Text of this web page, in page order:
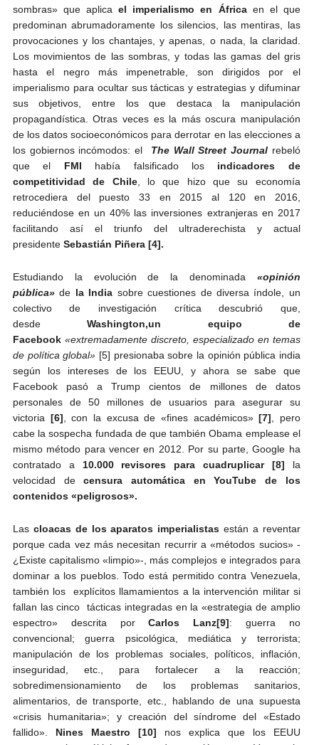
sombras» que aplicael imperialismo en Áfricaen el que
predominan abrumadoramente los silencios, las mentiras, las
provocaciones y los chantajes, y apenas, o nada, la claridad.
Los movimientos de las sombras, y todas las gamas del gris
hasta el negro más impenetrable, son dirigidos por el
imperialismo para ocultar sus tácticas y estrategias y difuminar
sus objetivos, entre los que destaca la manipulación
propagandística. Otras veces es la más oscura manipulación
de los datos socioeconómicos para derrotar en las elecciones a
los gobiernos incómodos: el The Wall Street Journal rebeló
que el FMI había falsificado los indicadores de
competitividad de Chile, lo que hizo que su economía
retrocediera del puesto 33 en 2015 al 120 en 2016,
reduciéndose en un 40% las inversiones extranjeras en 2017
facilitando así el triunfo del ultraderechista y actual
presidente Sebastián Piñera [4].
Estudiando la evolución de la denominada «opinión
pública»de la India sobre cuestiones de diversa índole, un
colectivo de investigación crítica descubrió que,
desdeWashington,un equipo de
Facebook «extremadamente discreto, especializado en temas
de política global» [5] presionaba sobre la opinión pública india
según los intereses de los EEUU, y ahora se sabe que
Facebook pasó a Trump cientos de millones de datos
personales de 50 millones de usuarios para asegurar su
victoria [6] , con la excusa de «fines académicos»[7] , pero
cabe la sospecha fundada de que también Obama emplease el
mismo método para vencer en 2012. Por su parte, Google ha
contratado a 10.000 revisores para cuadruplicar [8] la
velocidad decensura automática en YouTube de los
contenidos «peligrosos».
Las cloacas de los aparatos imperialistasestán a reventar
porque cada vez más necesitan recurrir a «métodos sucios» -
¿Existe capitalismo «limpio»-, más complejos e integrados para
dominar a los pueblos. Todo está permitido contra Venezuela,
también los explícitos llamamientos a la intervención militar si
fallan las cinco tácticas integradas en la «estrategia de amplio
espectro» descrita porCarlos Lanz[9]: guerra no
convencional; guerra psicológica, mediática y terrorista;
manipulación de los problemas sociales, políticos, inflación,
inseguridad, etc., para fortalecer a la reacción;
sobredimensionamiento de los problemas sanitarios,
alimentarios, de transporte, etc., hablando de una supuesta
«crisis humanitaria»; y creación del síndrome del «Estado
fallido». Nines Maestro [10] nos explica que los EEUU